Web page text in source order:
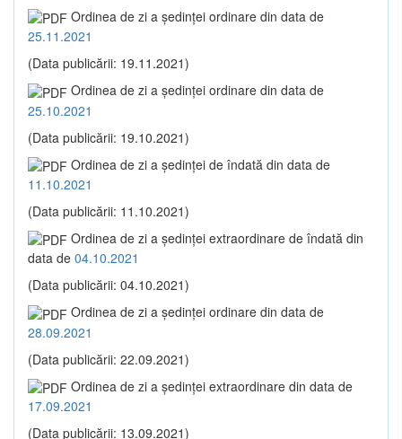
Ordinea de zi a şedinţei ordinare din data de
25.11.2021
(Data publicării: 19.11.2021)
Ordinea de zi a şedinţei ordinare din data de
25.10.2021
(Data publicării: 19.10.2021)
Ordinea de zi a şedinţei de îndată din data de
11.10.2021
(Data publicării: 11.10.2021)
Ordinea de zi a şedinţei extraordinare de îndată din
data de 04.10.2021
(Data publicării: 04.10.2021)
Ordinea de zi a şedinţei ordinare din data de
28.09.2021
(Data publicării: 22.09.2021)
Ordinea de zi a şedinţei extraordinare din data de
17.09.2021
(Data publicării: 13.09.2021)